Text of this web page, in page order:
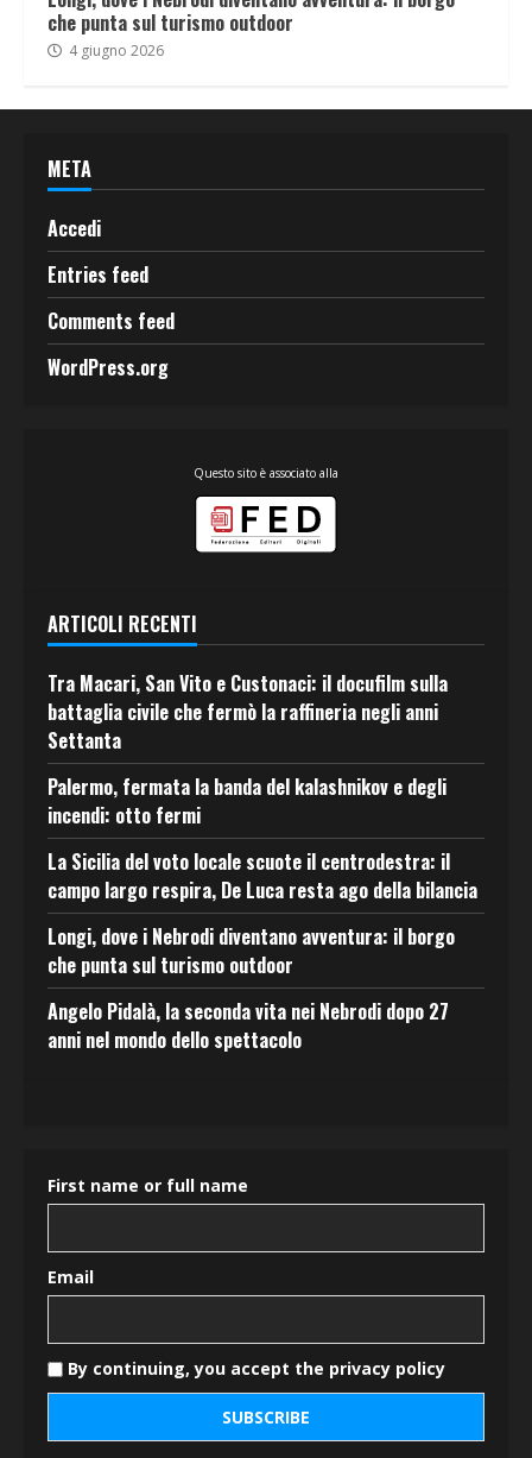
che punta sul turismo outdoor
4 giugno 2026
META
Accedi
Entries feed
Comments feed
WordPress.org
Questo sito è associato alla
ARTICOLI RECENTI
Tra Macari, San Vito e Custonaci: il docufilm sulla
battaglia civile che fermò la raffineria negli anni
Settanta
Palermo, fermata la banda del kalashnikov e degli
incendi: otto fermi
La Sicilia del voto locale scuote il centrodestra: il
campo largo respira, De Luca resta ago della bilancia
Longi, dove i Nebrodi diventano avventura: il borgo
che punta sul turismo outdoor
Angelo Pidalà, la seconda vita nei Nebrodi dopo 27
anni nel mondo dello spettacolo
First name or full name
Email
By continuing, you accept the privacy policy